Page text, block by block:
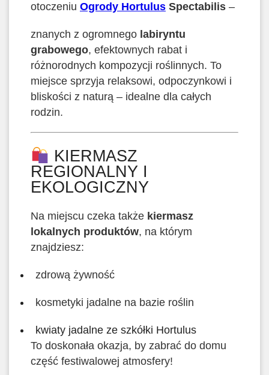
otoczeniu Ogrody Hortulus Spectabilis –
znanych z ogromnego labiryntu
grabowego, efektownych rabat i
różnorodnych kompozycji roślinnych. To
miejsce sprzyja relaksowi, odpoczynkowi i
bliskości z naturą – idealne dla całych
rodzin.
KIERMASZ
REGIONALNY I
EKOLOGICZNY
Na miejscu czeka także kiermasz
lokalnych produktów, na którym
znajdziesz:
zdrową żywność
kosmetyki jadalne na bazie roślin
kwiaty jadalne ze szkółki Hortulus
To doskonała okazja, by zabrać do domu
część festiwalowej atmosfery!